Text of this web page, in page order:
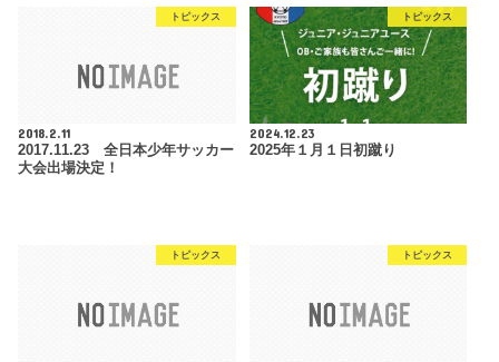
トピックス
2018.2.11
2017.11.23 全日本少年サッカー
大会出場決定！
トピックス
2024.12.23
2025年１月１日初蹴り
トピックス トピックス